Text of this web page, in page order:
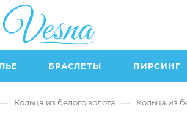
БРАСЛЕТЫ ПИРСИНГ
Кольца из белого золота — Кольца из